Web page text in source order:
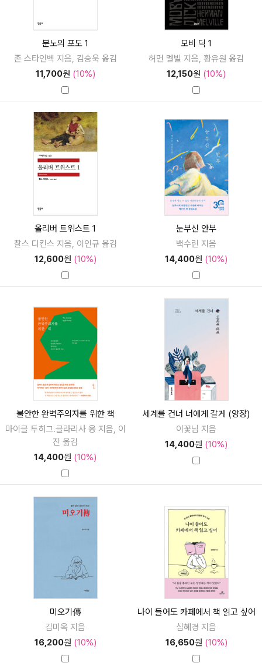
분노의 포도 1
존 스타인벡 지음, 김승욱 옮김
11,700원 (10%)
모비 딕 1
허먼 멜빌 지음, 황유원 옮김
12,150원 (10%)
올리버 트위스트 1
찰스 디킨스 지음, 이인규 옮김
12,600원 (10%)
눈부신 안부
백수린 지음
14,400원 (10%)
불안한 완벽주의자를 위한 책
마이클 투히그.클라리사 옹 지음, 이
진 옮김
14,400원 (10%)
세계를 건너 너에게 갈게 (양장)
이꽃님 지음
14,400원 (10%)
미오기傳
김미옥 지음
16,200원 (10%)
나이 들어도 카페에서 책 읽고 싶어
심혜경 지음
16,650원 (10%)